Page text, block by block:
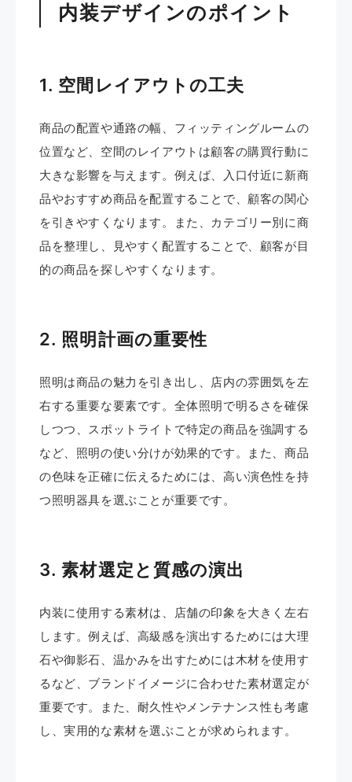
内装デザインのポイント
1. 空間レイアウトの工夫
商品の配置や通路の幅、フィッティングルームの
位置など、空間のレイアウトは顧客の購買行動に
大きな影響を与えます。​例えば、入口付近に新商
品やおすすめ商品を配置することで、顧客の関心
を引きやすくなります。​また、カテゴリー別に商
品を整理し、見やすく配置することで、顧客が目
的の商品を探しやすくなります。 ​
2. 照明計画の重要性
照明は商品の魅力を引き出し、店内の雰囲気を左
右する重要な要素です。​全体照明で明るさを確保
しつつ、スポットライトで特定の商品を強調する
など、照明の使い分けが効果的です。​また、商品
の色味を正確に伝えるためには、高い演色性を持
つ照明器具を選ぶことが重要です。
3. 素材選定と質感の演出
内装に使用する素材は、店舗の印象を大きく左右
します。​例えば、高級感を演出するためには大理
石や御影石、温かみを出すためには木材を使用す
るなど、ブランドイメージに合わせた素材選定が
重要です。​また、耐久性やメンテナンス性も考慮
し、実用的な素材を選ぶことが求められます。 ​